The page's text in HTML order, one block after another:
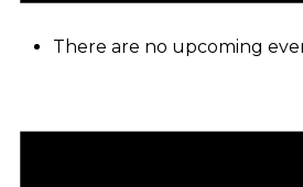
There are no upcoming